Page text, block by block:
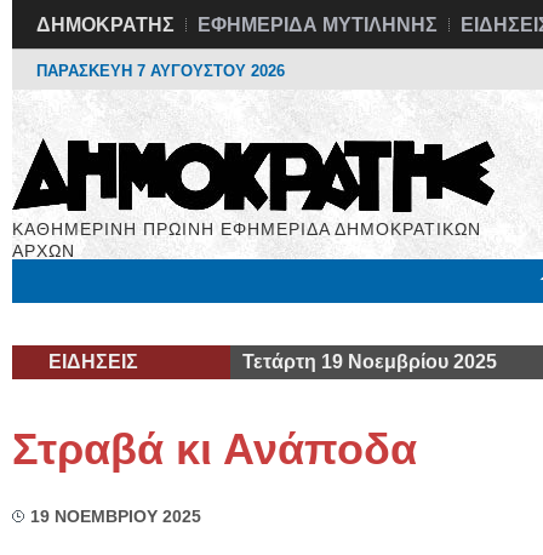
ΔΗΜΟΚΡΑΤΗΣ ΕΦΗΜΕΡΙΔΑ ΜΥΤΙΛΗΝΗΣ
ΠΑΡΑΣΚΕΥΗ 7 ΑΥΓΟΥΣΤΟΥ 2026
ΚΑΘΗΜΕΡΙΝΗ ΠΡΩΙΝΗ ΕΦΗΜΕΡΙΔΑ ΔΗΜΟΚΡΑΤΙΚΩΝ
ΑΡΧΩΝ
ΕΙΔΗΣΕΙΣ Τετάρτη 19 Νοεμβρίου 2025
Στραβά κι Ανάποδα
19 ΝΟΕΜΒΡΙΟΥ 2025